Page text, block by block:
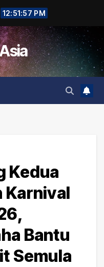
12:51:58 PM
Kedua
Karnival
Bantu
Semula